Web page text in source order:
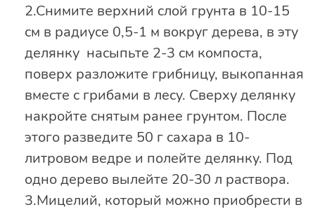
2.Снимите верхний слой грунта в 10-15
см в радиусе 0,5-1 м вокруг дерева, в эту
делянку насыпьте 2-3 см компоста,
поверх разложите грибницу, выкопанная
вместе с грибами в лесу. Сверху делянку
накройте снятым ранее грунтом. После
этого разведите 50 г сахара в 10-
литровом ведре и полейте делянку. Под
одно дерево вылейте 20-30 л раствора.
3.Мицелий, который можно приобрести в